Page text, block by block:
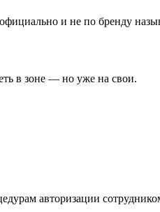
и не по бренду
в зоне — но уже на свои.
авторизации